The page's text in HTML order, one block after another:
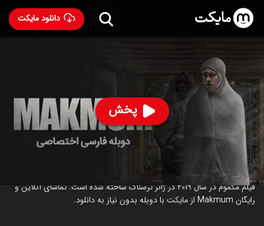
دانلود مایکت
پخش
فیلم مکموم با دوبله فارسی
۴۳۹ 76% ۴.۷
ساخت اندونزی سال 2019
رده سنی ۱۸+
ترسناک
درباره فیلم مکموم
فیلم مکموم در سال 2019 در ژانر ترسناک ساخته شده است. تماشای آنلاین و
رایگان Makmum از مایکت با دوبله بدون نیاز به دانلود.